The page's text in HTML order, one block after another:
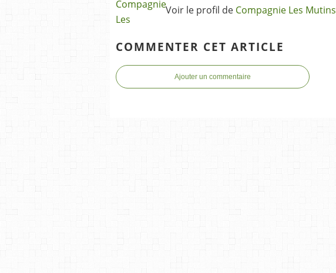
Voir le profil de Compagnie Les Mutins
COMMENTER CET ARTICLE
Ajouter un commentaire